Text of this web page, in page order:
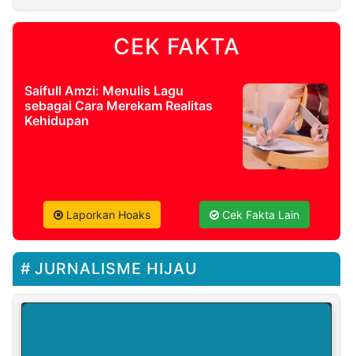
CEK FAKTA
Saifull Amzi: Menulis Lagu
sebagai Cara Merekam Realitas
Kehidupan
Laporkan Hoaks Cek Fakta Lain
JURNALISME HIJAU